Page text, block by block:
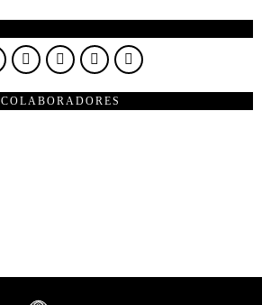
COLABORADORES